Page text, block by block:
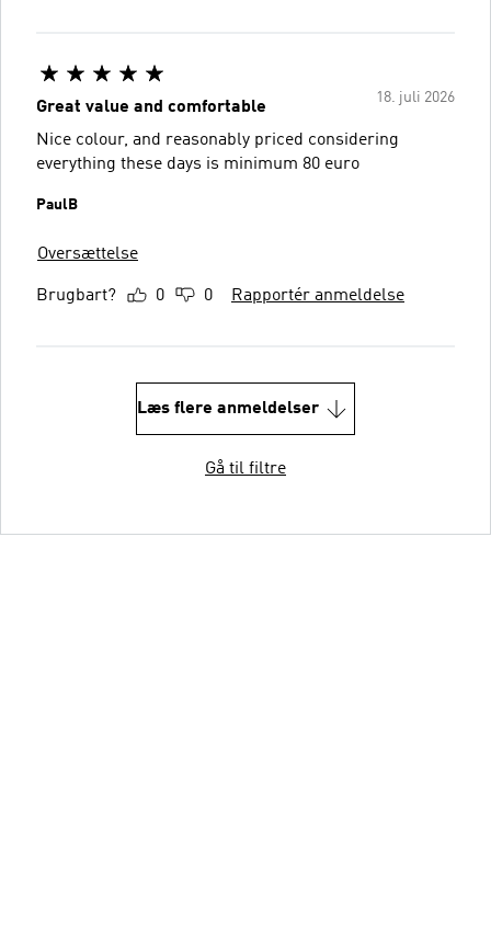
18. juli 2026
Great value and comfortable
Nice colour, and reasonably priced considering
everything these days is minimum 80 euro
PaulB
Oversættelse
Brugbart? 0 0 Rapportér anmeldelse
Læs flere anmeldelser
Gå til filtre